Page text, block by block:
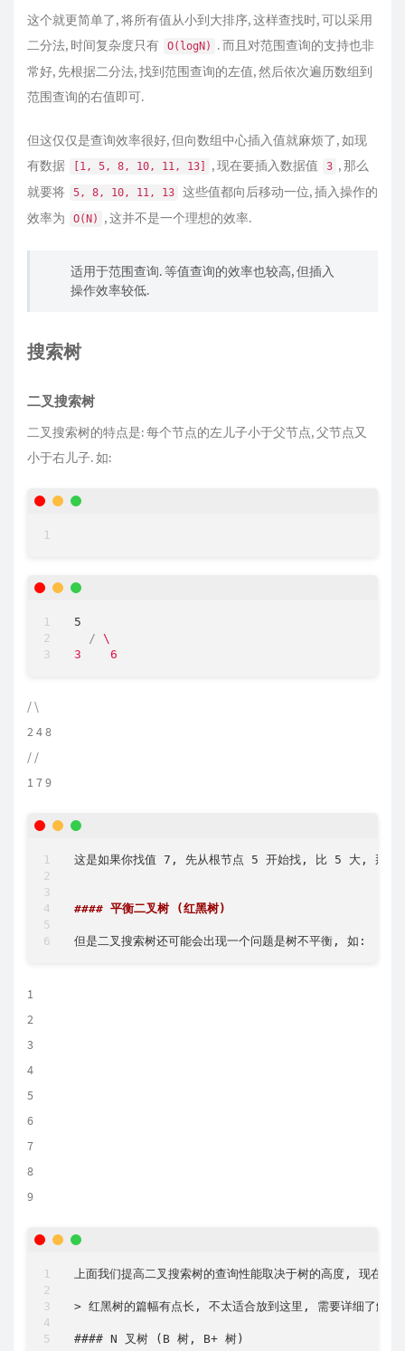
这个就更简单了, 将所有值从小到大排序, 这样查找时, 可以采用
二分法, 时间复杂度只有
O(logN)
. 而且对范围查询的支持也非
常好, 先根据二分法, 找到范围查询的左值, 然后依次遍历数组到
范围查询的右值即可.
但这仅仅是查询效率很好, 但向数组中心插入值就麻烦了, 如现
有数据
[1, 5, 8, 10, 11, 13] , 现在要插入数据值 3 , 那么
就要将
5, 8, 10, 11, 13
这些值都向后移动一位, 插入操作的
效率为
O(N) , 这并不是一个理想的效率.
适用于范围查询. 等值查询的效率也较高, 但插入
操作效率较低.
搜索树
二叉搜索树
二叉搜索树的特点是: 每个节点的左儿子小于父节点, 父节点又
小于右儿子. 如:
5
/ \
3    6
/ \
2 4 8
/ /
1 7 9
这是如果你找值 7, 先从根节点 5 开始找, 比 5 大, 那肯
#### 平衡二叉树 (红黑树)
1
2
3
4
5
6
7
8
9
上面我们提高二叉搜索树的查询性能取决于树的高度, 现
> 红黑树的篇幅有点长, 不太适合放到这里, 需要详细了解
#### N 叉树 (B 树, B+ 树)